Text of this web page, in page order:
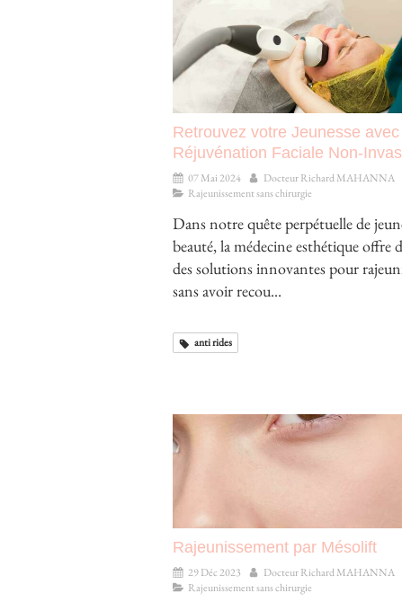
Retrouvez votre Jeunesse
Réjuvénation Faciale Non-
07 Mai 2024
Docteur Richard MAHANNA
Rajeunissement sans chirurgie
Dans notre quête perpétuelle de
beauté, la médecine esthétique offre
des solutions innovantes pour
sans avoir recou...
anti rides
Rajeunissement par Mésolift
29 Déc 2023
Docteur Richard MAHANNA
Rajeunissement sans chirurgie